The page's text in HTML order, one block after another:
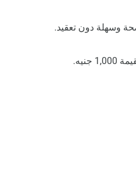
وسهلة دون تعقيد.